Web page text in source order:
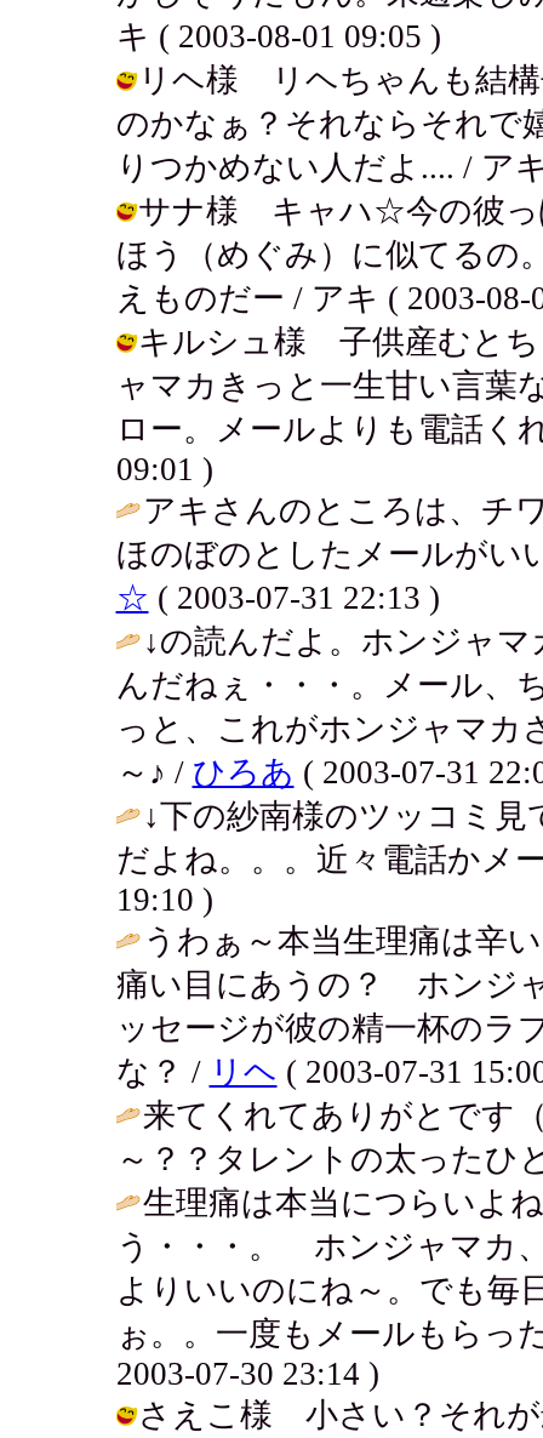
キ ( 2003-08-01 09:05 )
リヘ様 リヘちゃんも結構
のかなぁ？それならそれで
りつかめない人だよ.... / ア
サナ様 キャハ☆今の彼っ
ほう（めぐみ）に似てるの
えものだー / アキ ( 2003-08-
キルシュ様 子供産むとち
ャマカきっと一生甘い言葉
ロー。メールよりも電話く
09:01 )
アキさんのところは、
ほのぼのとしたメールがい
☆ ( 2003-07-31 22:13 )
↓の読んだよ。ホンジャ
んだねぇ・・・。メール、
っと、これがホンジャマカ
～♪ / ひろあ ( 2003-07-31
↓下の紗南様のツッコミ
だよね。。。近々電話かメ
19:10 )
うわぁ～本当生理痛は辛
痛い目にあうの？ ホンジ
ッセージが彼の精一杯のラ
な？ / リヘ ( 2003-07-31
来てくれてありがとです
～？？タレントの太ったひ
生理痛は本当につらいよ
う・・・。 ホンジャマカ
よりいいのにね～。でも毎
ぉ。。一度もメールもらっ
2003-07-30 23:14 )
さえこ様 小さい？それが